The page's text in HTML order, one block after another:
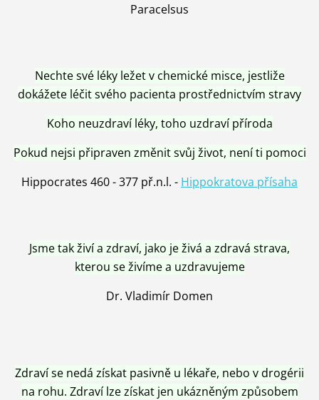
Paracelsus
Nechte své léky ležet v chemické misce, jestliže
dokážete léčit svého pacienta prostřednictvím stravy
Koho neuzdraví léky, toho uzdraví příroda
Pokud nejsi připraven změnit svůj život, není ti pomoci
Hippocrates 460 - 377 př.n.l. - Hippokratova přísaha
Jsme tak živí a zdraví, jako je živá a zdravá strava,
kterou se živíme a uzdravujeme
Dr. Vladimír Domen
Zdraví se nedá získat pasivně u lékaře, nebo v drogérii
na rohu. Zdraví lze získat jen ukázněným způsobem